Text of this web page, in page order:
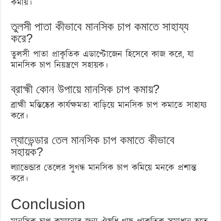
কমায়।
তুলসী পাতা কীভাবে মানসিক চাপ কমাতে সাহায্য
করে?
তুলসী পাতা প্রাকৃতিক এডাপ্টোজেন হিসেবে কাজ করে, যা
মানসিক চাপ নিয়ন্ত্রণে সহায়ক।
ব্রাহ্মী কোন উপায়ে মানসিক চাপ কমায়?
ব্রাহ্মী মস্তিষ্কের কার্যক্ষমতা বাড়িয়ে মানসিক চাপ কমাতে সাহায্য
করে।
ল্যাভেন্ডার তেল মানসিক চাপ কমাতে কীভাবে
সহায়ক?
ল্যাভেন্ডার তেলের সুগন্ধ মানসিক চাপ কমিয়ে মনকে প্রশান্ত
করে।
Conclusion